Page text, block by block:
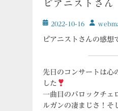
ピアニストさん
投
日
2022-10-16
投
者
ｗ
ピアニストさんの感想
先日のコンサートは心
した
一曲目のバロックチェ
ルガンの凄まじさ！そ